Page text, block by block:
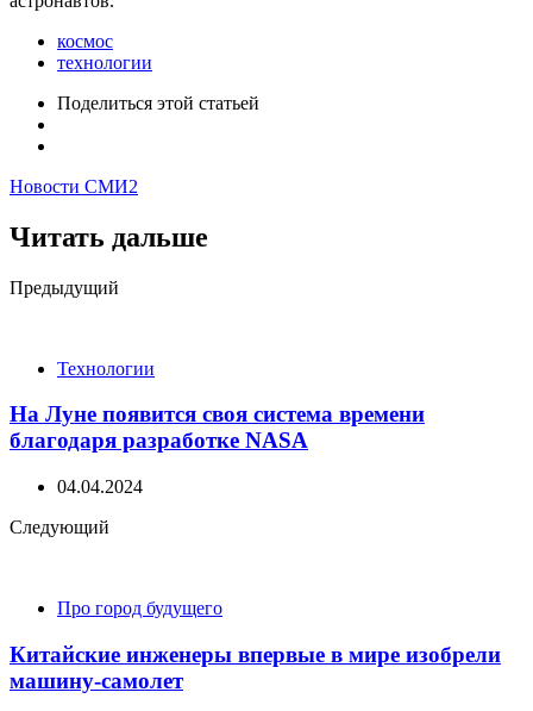
космос
технологии
Поделиться этой статьей
Новости СМИ2
Читать дальше
Post
Предыдущий
Технологии
На Луне появится своя система времени
благодаря разработке NASA
04.04.2024
Следующий
Про город будущего
Китайские инженеры впервые в мире изобрели
машину-самолет